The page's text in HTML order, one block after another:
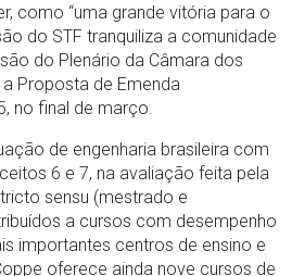
como “uma grande vitória para o
do STF tranquiliza a comunidade
do Plenário da Câmara dos
Proposta de Emenda
no final de março.
de engenharia brasileira com
6 e 7, na avaliação feita pela
sensu (mestrado e
a cursos com desempenho
importantes centros de ensino e
oferece ainda nove cursos de